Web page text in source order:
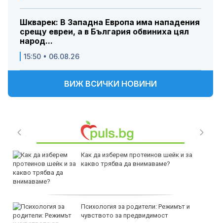
Шкварек: В Западна Европа има нападения
срещу евреи, а в България обвиниха цял
народ...
15:50 • 06.08.26
ВИЖ ВСИЧКИ НОВИНИ
Как да изберем протеинов шейк и за
какво трябва да внимаваме?
Психология за родители: Режимът и
чувството за предвидимост